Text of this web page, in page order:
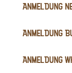
ANMELDUNG
ANMELDUNG
ANMELDUNG